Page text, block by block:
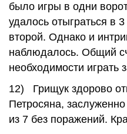
было игры в одни
удалось отыграться в
второй. Однако и
наблюдалось. Общий
необходимости играть
12) Грищук здорово
Петросяна,
из 7 без поражений.